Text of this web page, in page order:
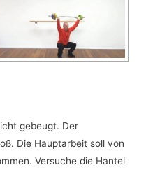
gebeugt. Der
Die Hauptarbeit soll von
Versuche die Hantel